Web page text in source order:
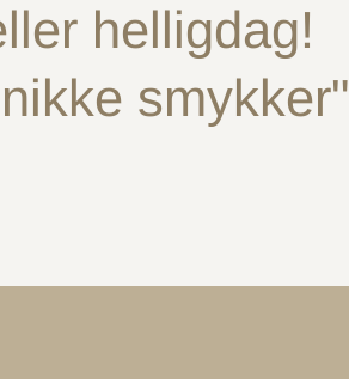
helligdag!
smykker"